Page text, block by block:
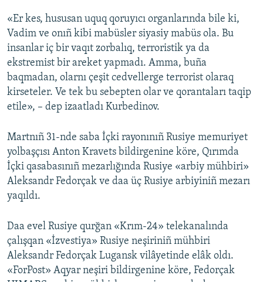
«Er kes, hususan uquq qoruyıcı organlarında bile ki,
Vadim ve onıñ kibi mabüsler siyasiy mabüs ola. Bu
insanlar iç bir vaqıt zorbalıq, terroristik ya da
ekstremist bir areket yapmadı. Amma, buña
baqmadan, olarnı çeşit cedvellerge terrorist olaraq
kirseteler. Ve tek bu sebepten olar ve qorantaları taqip
etile», – dep izaatladı Kurbedinov.
Martnıñ 31-nde saba İçki rayonınıñ Rusiye memuriyet
yolbaşçısı Anton Kravets bildirgenine köre, Qırımda
İçki qasabasınıñ mezarlığında Rusiye «arbiy mühbiri»
Aleksandr Fedorçak ve daa üç Rusiye arbiyiniñ mezarı
yaqıldı.
Daa evel Rusiye qurğan «Krım-24» telekanalında
çalışqan «İzvestiya» Rusiye neşiriniñ mühbiri
Aleksandr Fedorçak Lugansk vilâyetinde elâk oldı.
«ForPost» Aqyar neşiri bildirgenine köre, Fedorçak